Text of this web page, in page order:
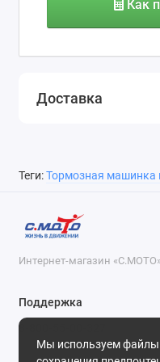
Как
Доставка
Теги:Тормозная машинка
Мы используем файлы
Интернет-магазин
Поддержка
8-800-55-00-327
Будни, с 09-30 до 18-30